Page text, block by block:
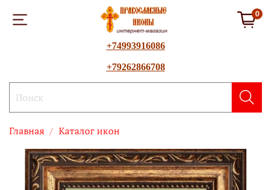
0
+74993916086
+79262866708
Главная Каталог икон